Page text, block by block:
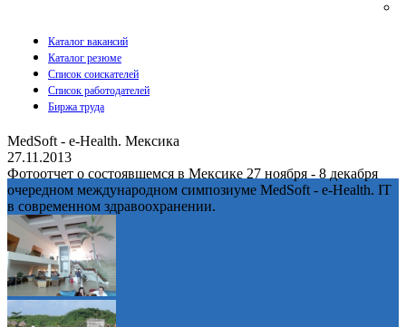
Каталог вакансий
Каталог резюме
Список соискателей
Список работодателей
Биржа труда
MedSoft - e-Health. Мексика
27.11.2013
Фотоотчет о состоявшемся в Мексике 27 ноября - 8 декабря
очередном международном симпозиуме MedSoft - e-Health. IT
в современном здравоохранении.